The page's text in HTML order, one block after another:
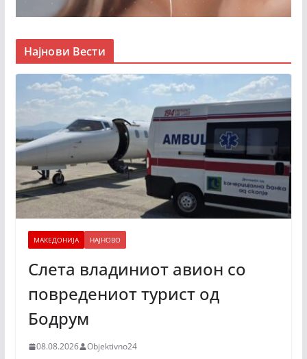
Најнови Вести
МАКЕДОНИЈА НАЈНОВО
Слета владиниот авион со
повредениот турист од
Бодрум
08.08.2026 Objektivno24